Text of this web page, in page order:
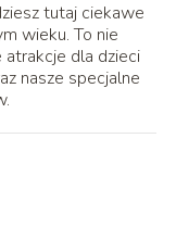
tutaj ciekawe
wieku. To nie
dla dzieci
nasze specjalne